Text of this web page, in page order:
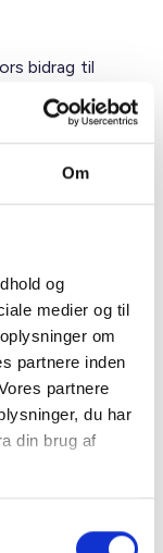
Om
og
medier og til
om
partnere inden
partnere
du har
din brug af
bidrag til
gør det.
være alt fra IT-
på
udbud af en stor
klart bør
priser samt
og renoveringer.
en radikal re-